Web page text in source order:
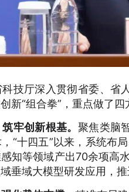
技厅深入贯彻省委、省
新“组合拳”，重点做了四
牢创新根基。 聚焦类脑
“十四五”以来，系统布
知等领域产出70余项高
垂域大模型研发应用，